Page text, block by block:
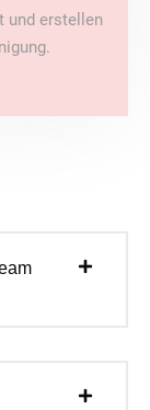
und erstellen